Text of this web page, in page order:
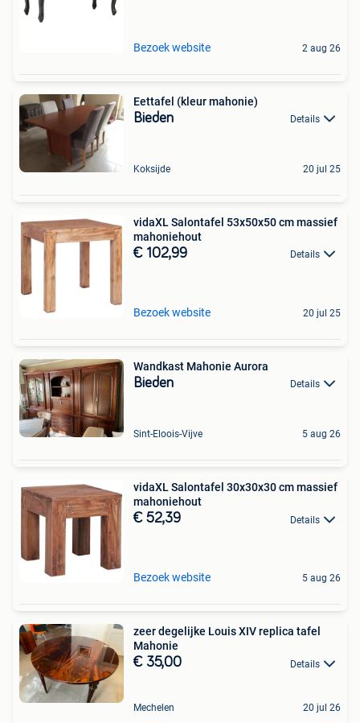
Bezoek website 2 aug 26
Eettafel (kleur mahonie)
Bieden Details
Koksijde 20 jul 25
vidaXL Salontafel 53x50x50 cm massief
mahoniehout
€ 102,99 Details
Bezoek website 20 jul 25
Wandkast Mahonie Aurora
Bieden Details
Sint-Eloois-Vijve 5 aug 26
vidaXL Salontafel 30x30x30 cm massief
mahoniehout
€ 52,39 Details
Bezoek website 5 aug 26
zeer degelijke Louis XIV replica tafel
Mahonie
€ 35,00 Details
Mechelen 20 jul 26